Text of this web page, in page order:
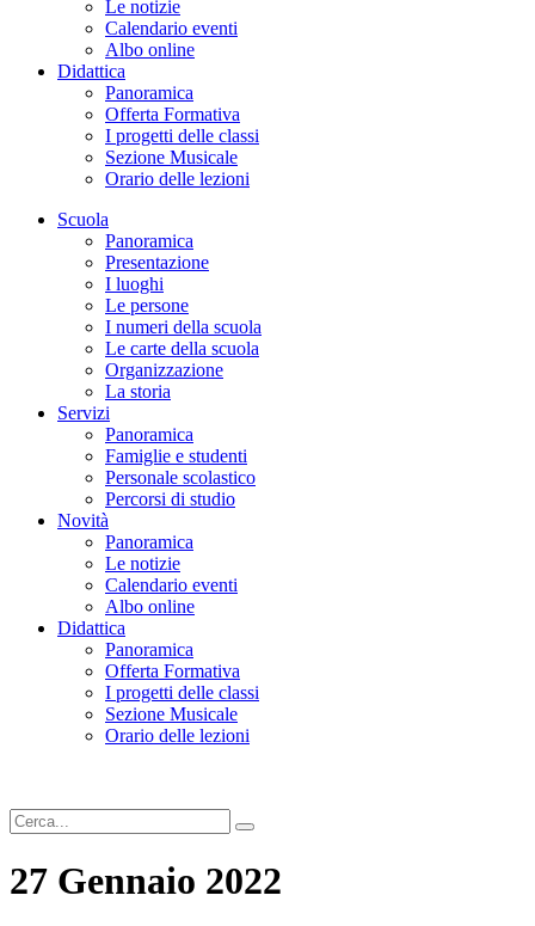
Le notizie
Calendario eventi
Albo online
Didattica
Panoramica
Offerta Formativa
I progetti delle classi
Sezione Musicale
Orario delle lezioni
Scuola
Panoramica
Presentazione
I luoghi
Le persone
I numeri della scuola
Le carte della scuola
Organizzazione
La storia
Servizi
Panoramica
Famiglie e studenti
Personale scolastico
Percorsi di studio
Novità
Panoramica
Le notizie
Calendario eventi
Albo online
Didattica
Panoramica
Offerta Formativa
I progetti delle classi
Sezione Musicale
Orario delle lezioni
27 Gennaio 2022